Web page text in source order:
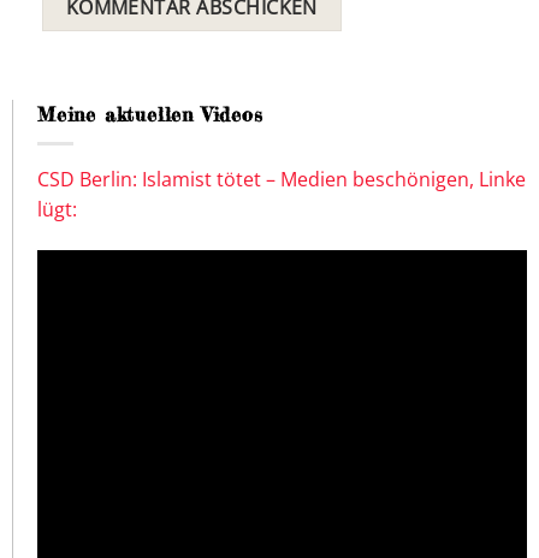
Meine aktuellen Videos
CSD Berlin: Islamist tötet – Medien beschönigen, Linke
lügt: